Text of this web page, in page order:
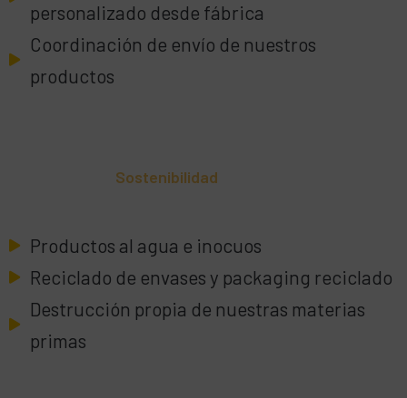
personalizado desde fábrica
Coordinación de envío de nuestros
productos
Sostenibilidad
Productos al agua e inocuos
Reciclado de envases y packaging reciclado
Destrucción propia de nuestras materias
primas